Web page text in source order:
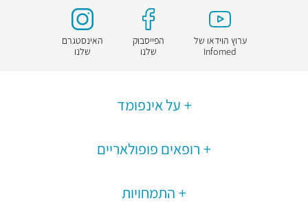
ערוץ הוידאו של
Infomed
הפייסבוק
שלנו
האינסטגרם
שלנו
על אינפומד
רופאים פופולאריים
התמחויות